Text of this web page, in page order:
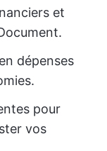
et
dépenses
pour
vos